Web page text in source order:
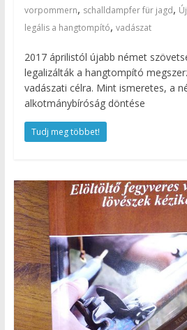
vorpommern, schalldampfer für jagd,
legális a hangtompító, vadászat
2017 áprilistól újabb német
legalizálták a hangtompító
vadászati célra. Mint ismeretes, a
alkotmánybíróság döntése
Tudj meg többet!